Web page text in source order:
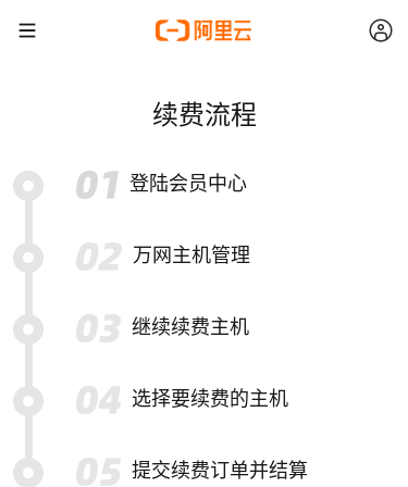
续费流程
登陆会员中心
万网主机管理
继续续费主机
选择要续费的主机
提交续费订单并结算